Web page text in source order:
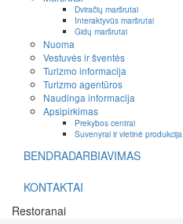
Dviračių maršrutai
Interaktyvūs maršrutai
Gidų maršrutai
Nuoma
Vestuvės ir šventės
Turizmo informacija
Turizmo agentūros
Naudinga informacija
Apsipirkimas
Prekybos centrai
Suvenyrai ir vietinė produkcija
BENDRADARBIAVIMAS
KONTAKTAI
Restoranai